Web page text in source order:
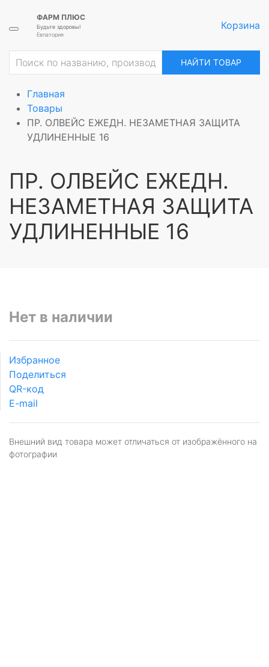
ФАРМ ПЛЮС
Будьте здоровы!
Евпатория
Корзина
НАЙТИ ТОВАР
Главная
Товары
ПР. ОЛВЕЙС ЕЖЕДН. НЕЗАМЕТНАЯ ЗАЩИТА
УДЛИНЕННЫЕ 16
ПР. ОЛВЕЙС ЕЖЕДН.
НЕЗАМЕТНАЯ ЗАЩИТА
УДЛИНЕННЫЕ 16
Нет в наличии
Избранное
Поделиться
QR-код
E-mail
Внешний вид товара может отличаться от изображённого на
фотографии